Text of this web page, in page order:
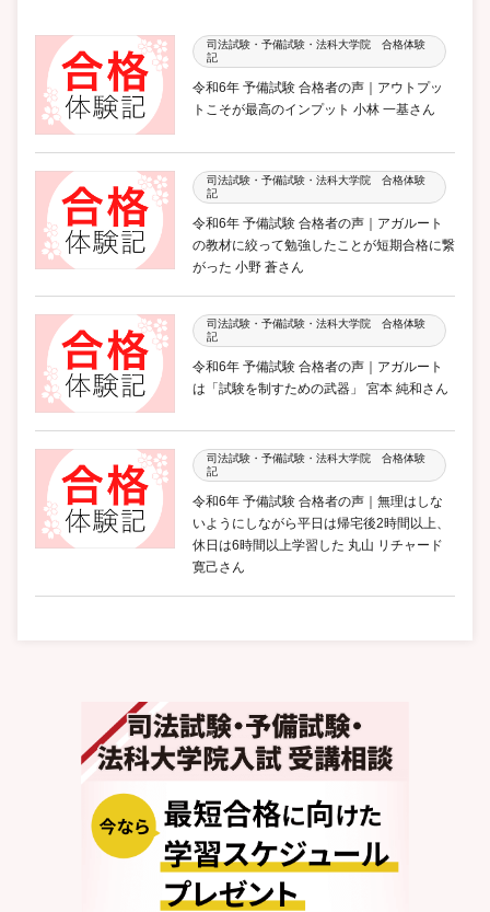
司法試験・予備試験・法科大学院 合格体験
記
令和6年 予備試験 合格者の声｜アウトプッ
トこそが最高のインプット 小林 一基さん
司法試験・予備試験・法科大学院 合格体験
記
令和6年 予備試験 合格者の声｜アガルート
の教材に絞って勉強したことが短期合格に繋
がった 小野 蒼さん
司法試験・予備試験・法科大学院 合格体験
記
令和6年 予備試験 合格者の声｜アガルート
は「試験を制すための武器」 宮本 純和さん
司法試験・予備試験・法科大学院 合格体験
記
令和6年 予備試験 合格者の声｜無理はしな
いようにしながら平日は帰宅後2時間以上、
休日は6時間以上学習した 丸山 リチャード
寛己さん